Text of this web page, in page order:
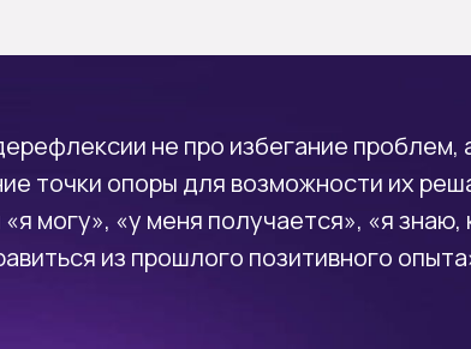
не про избегание проблем,
точки опоры для возможности их
могу», «у меня получается», «я знаю,
из прошлого позитивного